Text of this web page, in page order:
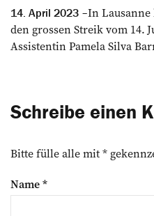
14. April 2023
In
den grossen Streik vom 14.
Assistentin Pamela Silva
Schreibe einen
Bitte fülle alle mit *
Name*